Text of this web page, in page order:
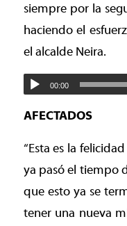
siempre por la
haciendo el
el alcalde Neira.
00:00
AFECTADOS
“Esta es la
ya pasó el tiempo
que esto ya se
tener una nueva